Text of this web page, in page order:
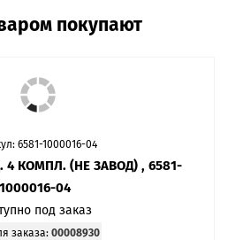
покупают
6581-1000016-04
4 КОМПЛ. (НЕ ЗАВОД) , 6581-
1000016-04
под заказ
заказа: 00008930